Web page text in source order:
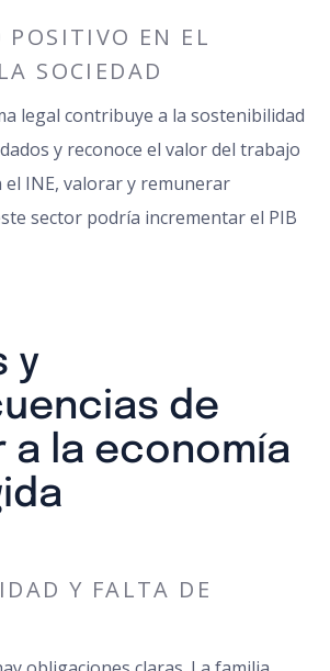
EN EL
SOCIEDAD
legal contribuye a la sostenibilidad
y reconoce el valor del trabajo
el INE, valorar y remunerar
sector podría incrementar el PIB
y
de
a la economía
Y FALTA DE